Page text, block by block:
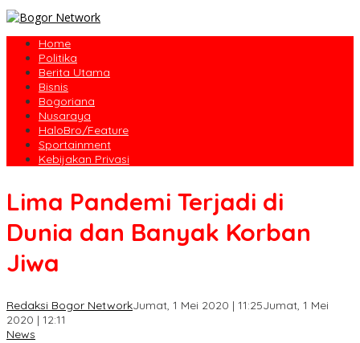
Home
Politika
Berita Utama
Bisnis
Bogoriana
Nusaraya
HaloBro/Feature
Sportainment
Kebijakan Privasi
Lima Pandemi Terjadi di
Dunia dan Banyak Korban
Jiwa
Redaksi Bogor NetworkJumat, 1 Mei 2020 | 11:25Jumat, 1 Mei
2020 | 12:11
News